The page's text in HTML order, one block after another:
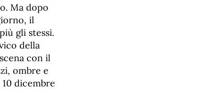
Ma dopo
il
gli stessi.
della
con il
ombre e
dicembre